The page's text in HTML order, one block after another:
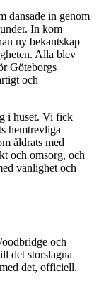
dansade in genom
In kom
ny bekantskap
Alla blev
Göteborgs
och
i huset. Vi fick
hemtrevliga
åldrats med
och omsorg, och
vänlighet och
och
det storslagna
det, officiell.